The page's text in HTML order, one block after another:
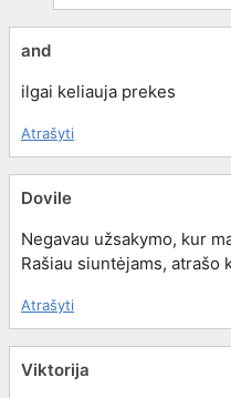
and
ilgai keliauja prekes
Atrašyti
Dovile
Negavau užsakymo, kur
Rašiau siuntėjams, atrašo
Atrašyti
Viktorija